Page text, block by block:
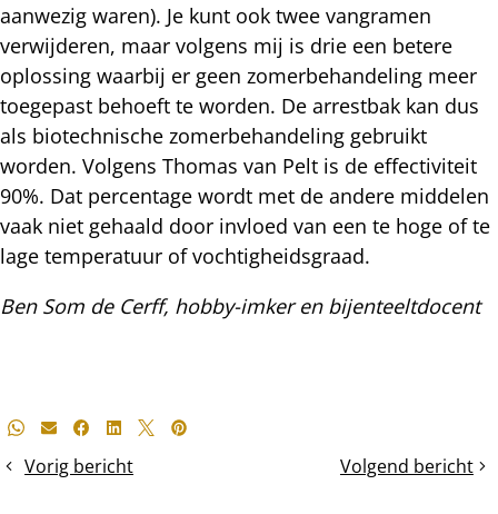
aanwezig waren). Je kunt ook twee vangramen
verwijderen, maar volgens mij is drie een betere
oplossing waarbij er geen zomerbehandeling meer
toegepast behoeft te worden. De arrestbak kan dus
als biotechnische zomerbehandeling gebruikt
worden. Volgens Thomas van Pelt is de effectiviteit
90%. Dat percentage wordt met de andere middelen
vaak niet gehaald door invloed van een te hoge of te
lage temperatuur of vochtigheidsgraad.
Ben Som de Cerff, hobby-imker en bijenteeltdocent
Deel
bericht
Whatsapp
E-mailFacebook
LinkedIn
X Pinterest
Vorig bericht
Honingkamer
Volgend bericht
Stuifmeeltekort